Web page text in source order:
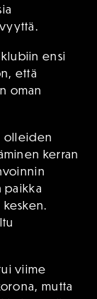
ensi
että
oman
olleiden
kerran
paikka
viime
mutta